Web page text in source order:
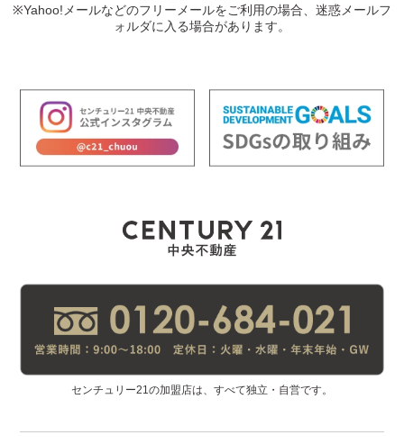
※Yahoo!メールなどのフリーメールをご利用の場合、迷惑メールフ
ォルダに入る場合があります。
センチュリー21の加盟店は、すべて独立・自営です。